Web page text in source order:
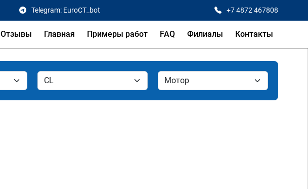
Telegram: EuroCT_bot +7 4872 467808
Отзывы Главная Примеры работ FAQ Филиалы Контакты